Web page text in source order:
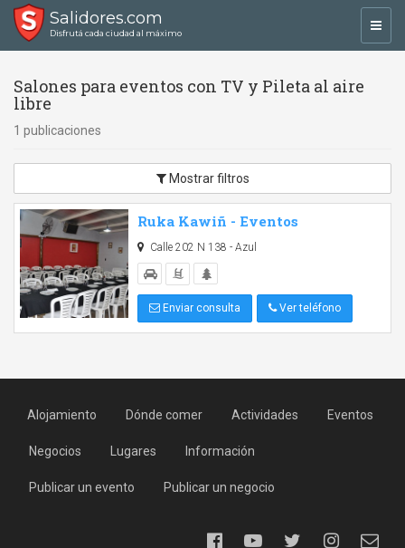
Salidores.com
Disfrutá cada ciudad al máximo
Salones para eventos con TV y Pileta al aire
libre
1 publicaciones
Mostrar filtros
Ruka Kawiñ - Eventos
Calle 202 N 138 - Azul
Enviar consulta Ver teléfono
Alojamiento Dónde comer Actividades Eventos
Negocios Lugares Información
Publicar un evento Publicar un negocio